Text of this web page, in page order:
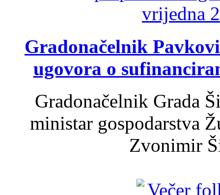
Gradonačelnik
ugovora o
Gradonačelnik Grada
ministar gospodarstva
Zvonimir